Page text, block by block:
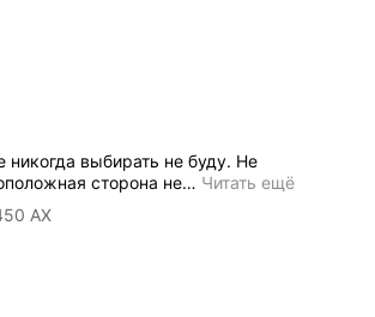
выбирать не буду. Не
сторона не… Читать ещё
AX